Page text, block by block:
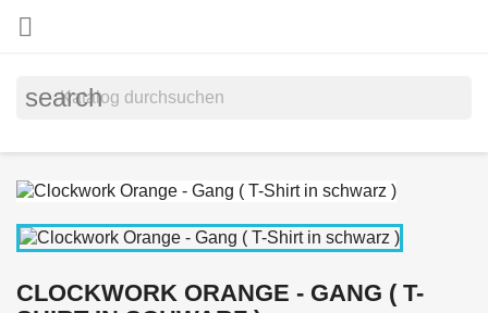

search
CLOCKWORK ORANGE - GANG ( T-